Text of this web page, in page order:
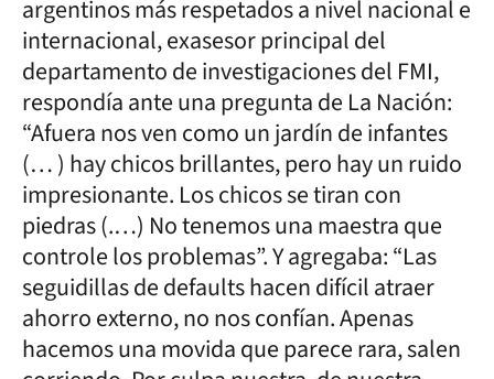
argentinos más respetados a nivel nacional e
internacional, exasesor principal del
departamento de investigaciones del FMI,
respondía ante una pregunta de La Nación:
“Afuera nos ven como un jardín de infantes
(… ) hay chicos brillantes, pero hay un ruido
impresionante. Los chicos se tiran con
piedras (.…) No tenemos una maestra que
controle los problemas”. Y agregaba: “Las
seguidillas de defaults hacen difícil atraer
ahorro externo, no nos confían. Apenas
hacemos una movida que parece rara, salen